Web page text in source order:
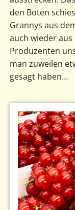
den Boten
Grannys aus
auch wieder aus
Produzenten
man zuweilen
gesagt haben…